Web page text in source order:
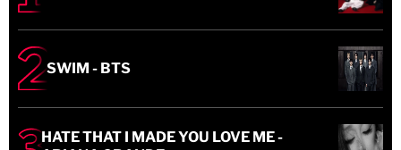
SWIM - BTS
HATE THAT I MADE YOU LOVE ME -